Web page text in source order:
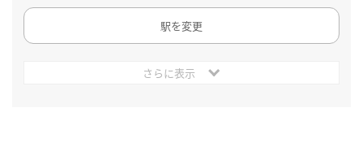
駅を変更
さらに表示